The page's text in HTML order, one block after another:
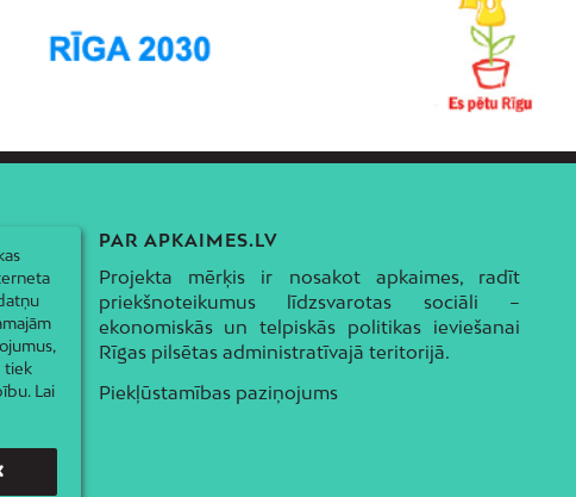
PAR APKAIMES.LV
Projekta mērķis ir nosakot apkaimes, radīt
priekšnoteikumus līdzsvarotas sociāli –
ekonomiskās un telpiskās politikas ieviešanai
Rīgas pilsētas administratīvajā teritorijā.
Piekļūstamības paziņojums
tiek
Lai